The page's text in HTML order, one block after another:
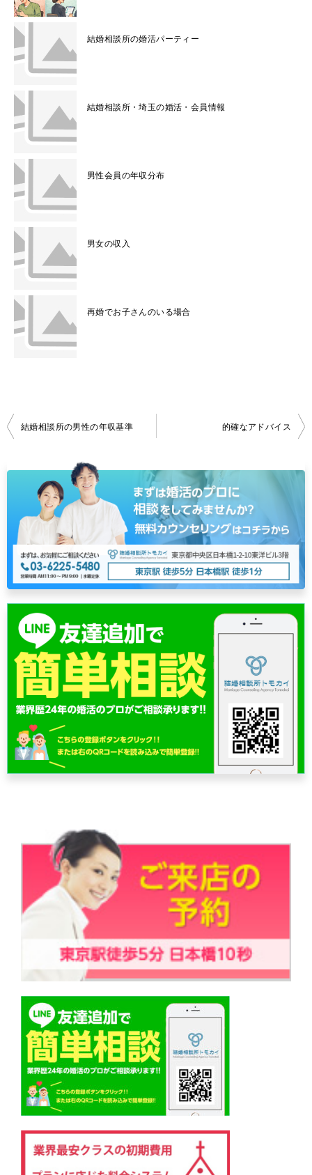
結婚相談所の婚活パーティー
結婚相談所・埼玉の婚活・会員情報
男性会員の年収分布
男女の収入
再婚でお子さんのいる場合
投
ナ
ー
ョ
ン
結婚相談所の男性の年収基準 的確なアドバイス